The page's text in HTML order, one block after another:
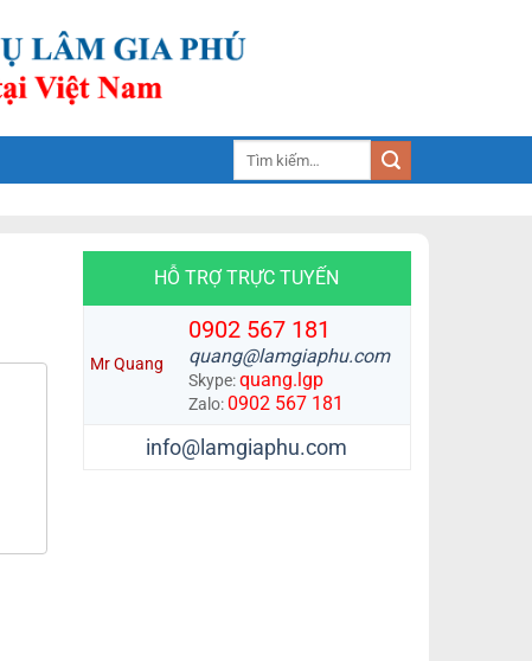
HỖ TRỢ TRỰC TUYẾN
Mr Quang
0902 567 181
quang@lamgiaphu.com
Skype:quang.lgp
Zalo:0902 567 181
info@lamgiaphu.com